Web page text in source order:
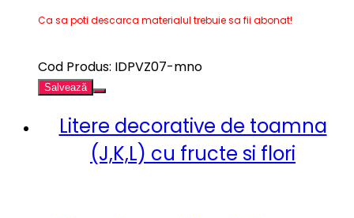
Ca sa poti descarca materialul trebuie sa fii abonat!
Cod Produs: IDPVZ07-mno
Salvează
Litere decorative de toamna
(J,K,L) cu fructe si flori